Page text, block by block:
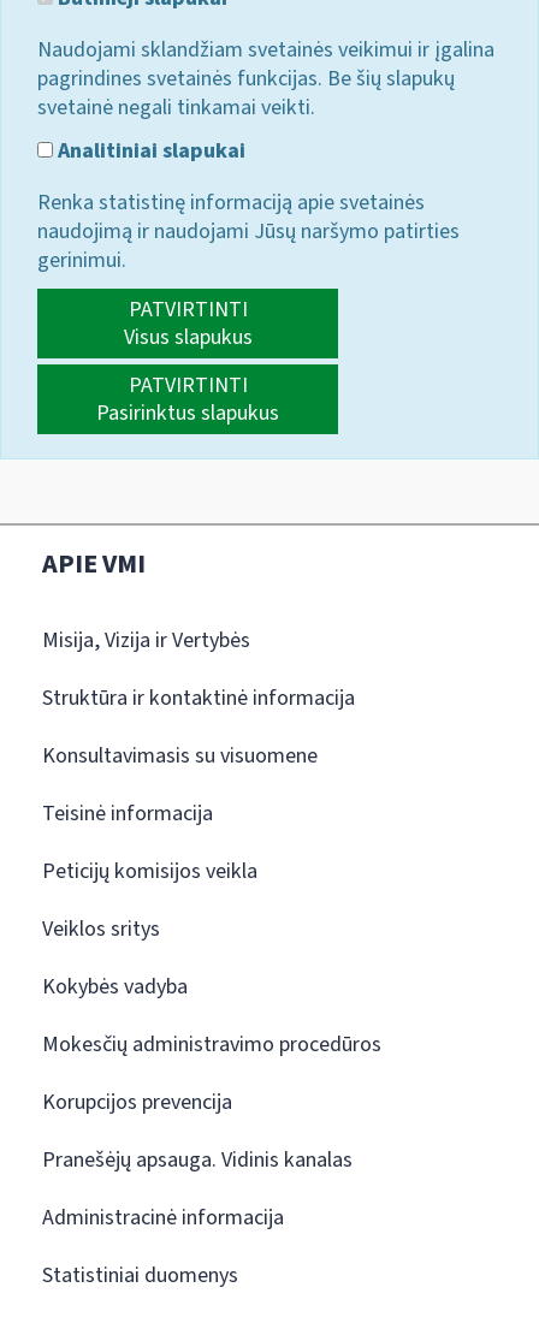
Naudojami sklandžiam svetainės veikimui ir įgalina
pagrindines svetainės funkcijas. Be šių slapukų
svetainė negali tinkamai veikti.
Analitiniai slapukai
Renka statistinę informaciją apie svetainės
naudojimą ir naudojami Jūsų naršymo patirties
gerinimui.
PATVIRTINTI
Visus slapukus
PATVIRTINTI
Pasirinktus slapukus
APIE VMI
Misija, Vizija ir Vertybės
Struktūra ir kontaktinė informacija
Konsultavimasis su visuomene
Teisinė informacija
Peticijų komisijos veikla
Veiklos sritys
Kokybės vadyba
Mokesčių administravimo procedūros
Korupcijos prevencija
Pranešėjų apsauga. Vidinis kanalas
Administracinė informacija
Statistiniai duomenys